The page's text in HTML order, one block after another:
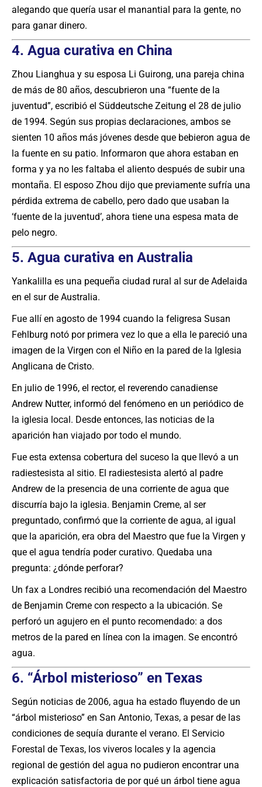
alegando que quería usar el manantial para la gente, no
para ganar dinero.
4. Agua curativa en China
Zhou Lianghua y su esposa Li Guirong, una pareja china
de más de 80 años, descubrieron una “fuente de la
juventud”, escribió el Süddeutsche Zeitung el 28 de julio
de 1994. Según sus propias declaraciones, ambos se
sienten 10 años más jóvenes desde que bebieron agua de
la fuente en su patio. Informaron que ahora estaban en
forma y ya no les faltaba el aliento después de subir una
montaña. El esposo Zhou dijo que previamente sufría una
pérdida extrema de cabello, pero dado que usaban la
‘fuente de la juventud’, ahora tiene una espesa mata de
pelo negro.
5. Agua curativa en Australia
Yankalilla es una pequeña ciudad rural al sur de Adelaida
en el sur de Australia.
Fue allí en agosto de 1994 cuando la feligresa Susan
Fehlburg notó por primera vez lo que a ella le pareció una
imagen de la Virgen con el Niño en la pared de la Iglesia
Anglicana de Cristo.
En julio de 1996, el rector, el reverendo canadiense
Andrew Nutter, informó del fenómeno en un periódico de
la iglesia local. Desde entonces, las noticias de la
aparición han viajado por todo el mundo.
Fue esta extensa cobertura del suceso la que llevó a un
radiestesista al sitio. El radiestesista alertó al padre
Andrew de la presencia de una corriente de agua que
discurría bajo la iglesia. Benjamin Creme, al ser
preguntado, confirmó que la corriente de agua, al igual
que la aparición, era obra del Maestro que fue la Virgen y
que el agua tendría poder curativo. Quedaba una
pregunta: ¿dónde perforar?
Un fax a Londres recibió una recomendación del Maestro
de Benjamin Creme con respecto a la ubicación. Se
perforó un agujero en el punto recomendado: a dos
metros de la pared en línea con la imagen. Se encontró
agua.
6. “Árbol misterioso” en Texas
Según noticias de 2006, agua ha estado fluyendo de un
“árbol misterioso” en San Antonio, Texas, a pesar de las
condiciones de sequía durante el verano. El Servicio
Forestal de Texas, los viveros locales y la agencia
regional de gestión del agua no pudieron encontrar una
explicación satisfactoria de por qué un árbol tiene agua